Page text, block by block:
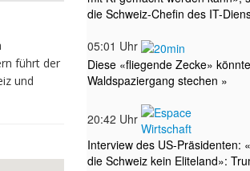
führt der
und